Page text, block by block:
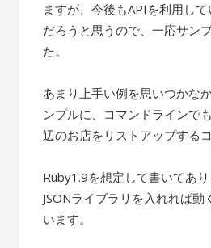
ますが、今後もAPIを利用し
だろうと思うので、一応サン
た。
あまり上手い例を思いつかな
ンプルに、コマンドラインで
辺のお店をリストアップする
Ruby1.9を想定して書いてあり
JSONライブラリを入れれば
います。